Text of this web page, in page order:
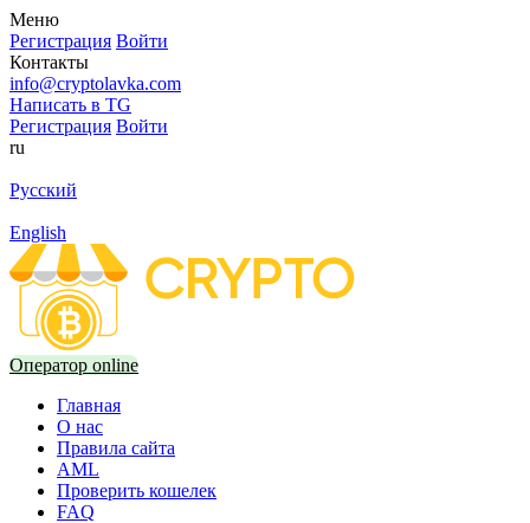
Меню
Регистрация Войти
Контакты
info@cryptolavka.com
Написать в TG
Регистрация Войти
ru
Русский
English
Оператор online
Главная
О нас
Правила сайта
AML
Проверить кошелек
FAQ